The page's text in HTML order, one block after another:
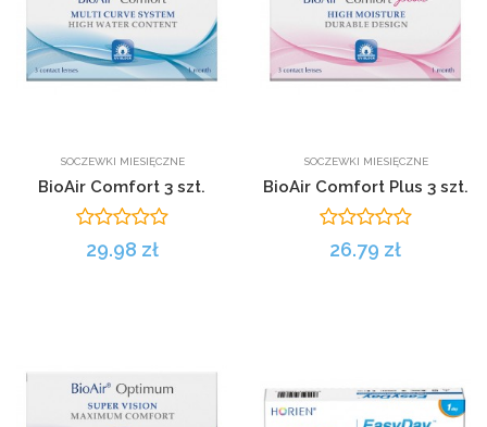
SOCZEWKI MIESIĘCZNE
BioAir Comfort 3 szt.
29.98 zł
SOCZEWKI MIESIĘCZNE
BioAir Comfort Plus 3 szt.
26.79 zł